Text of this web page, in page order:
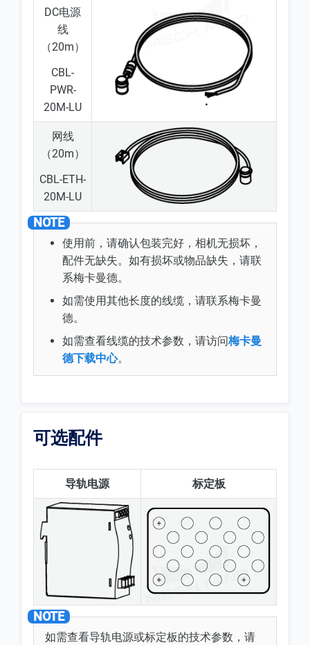
DC电源
线
（20m）
CBL-
PWR-
20M-LU
网线
（20m）
CBL-ETH-
20M-LU
使用前，请确认包装完好，相机无损坏，
配件无缺失。如有损坏或物品缺失，请联
系梅卡曼德。
如需使用其他长度的线缆，请联系梅卡曼
德。
如需查看线缆的技术参数，请访问梅卡曼
德下载中心。
可选配件
导轨电源 标定板
如需查看导轨电源或标定板的技术参数，请